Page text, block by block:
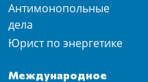
Антимонопольные
дела
Юрист по энергетике
Международное